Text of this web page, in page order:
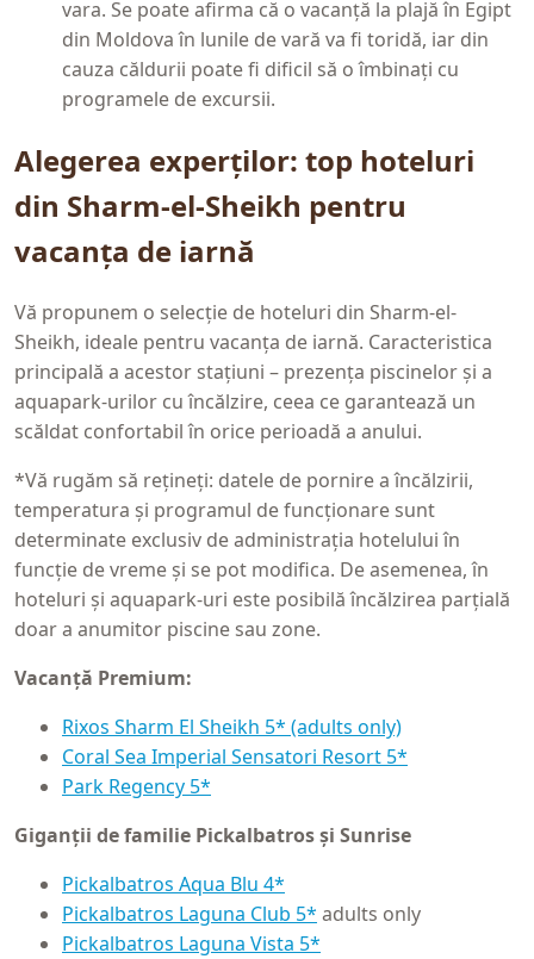
vara. Se poate afirma că o vacanță la plajă în Egipt
din Moldova în lunile de vară va fi toridă, iar din
cauza căldurii poate fi dificil să o îmbinați cu
programele de excursii.
Alegerea experților: top hoteluri
din Sharm-el-Sheikh pentru
vacanța de iarnă
Vă propunem o selecție de hoteluri din Sharm-el-
Sheikh, ideale pentru vacanța de iarnă. Caracteristica
principală a acestor stațiuni – prezența piscinelor și a
aquapark-urilor cu încălzire, ceea ce garantează un
scăldat confortabil în orice perioadă a anului.
*Vă rugăm să rețineți: datele de pornire a încălzirii,
temperatura și programul de funcționare sunt
determinate exclusiv de administrația hotelului în
funcție de vreme și se pot modifica. De asemenea, în
hoteluri și aquapark-uri este posibilă încălzirea parțială
doar a anumitor piscine sau zone.
Vacanță Premium:
Rixos Sharm El Sheikh 5* (adults only)
Coral Sea Imperial Sensatori Resort 5*
Park Regency 5*
Giganții de familie Pickalbatros și Sunrise
Pickalbatros Aqua Blu 4*
Pickalbatros Laguna Club 5* adults only
Pickalbatros Laguna Vista 5*